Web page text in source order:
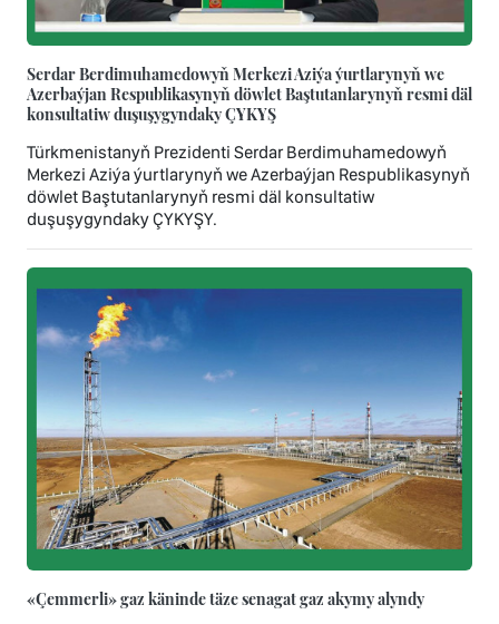
Serdar Berdimuhamedowyň Merkezi Aziýa ýurtlarynyň we
Azerbaýjan Respublikasynyň döwlet Baştutanlarynyň resmi däl
konsultatiw duşuşygyndaky ÇYKYŞ
Türkmenistanyň Prezidenti Serdar Berdimuhamedowyň
Merkezi Aziýa ýurtlarynyň we Azerbaýjan Respublikasynyň
döwlet Baştutanlarynyň resmi däl konsultatiw
duşuşygyndaky ÇYKYŞY.
«Çemmerli» gaz käninde täze senagat gaz akymy alyndy